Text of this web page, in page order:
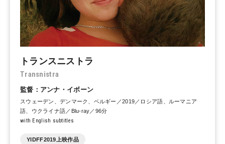
トランスニストラ
Transnistra
監督：アンナ・イボーン
スウェーデン、デンマーク、ベルギー／2019／ロシア語、ルーマニア
語、ウクライナ語／Blu-ray／96分
with English subtitles
YIDFF2019上映作品